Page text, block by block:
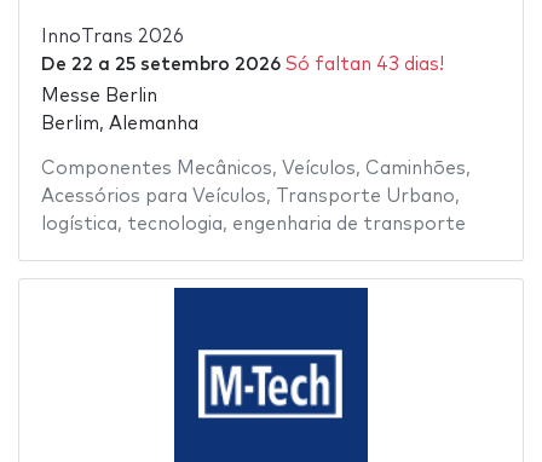
InnoTrans 2026
De 22 a 25 setembro 2026 Só faltan 43 dias!
Messe Berlin
Berlim, Alemanha
Componentes Mecânicos, Veículos, Caminhões,
Acessórios para Veículos, Transporte Urbano,
logística, tecnologia, engenharia de transporte